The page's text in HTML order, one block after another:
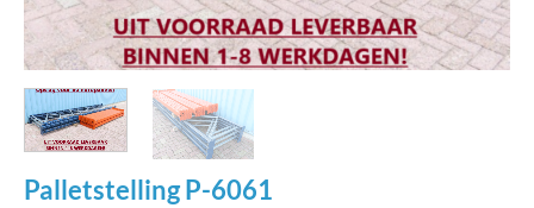
Palletstelling P-6061